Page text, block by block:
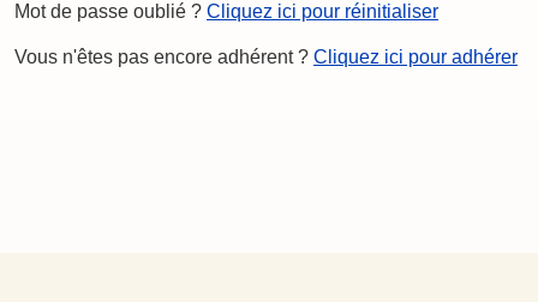
Mot de passe oublié ? Cliquez ici pour réinitialiser
Vous n'êtes pas encore adhérent ? Cliquez ici pour adhérer